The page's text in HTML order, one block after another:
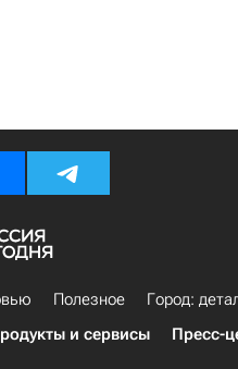
Полезное
Город:
и сервисы Пресс-